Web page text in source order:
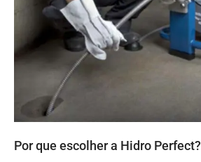
Por que escolher a Hidro Perfect?